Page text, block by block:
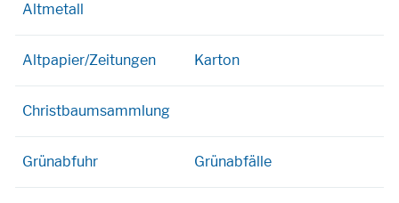
Altmetall
Altpapier/Zeitungen Karton
Christbaumsammlung
Grünabfuhr Grünabfälle